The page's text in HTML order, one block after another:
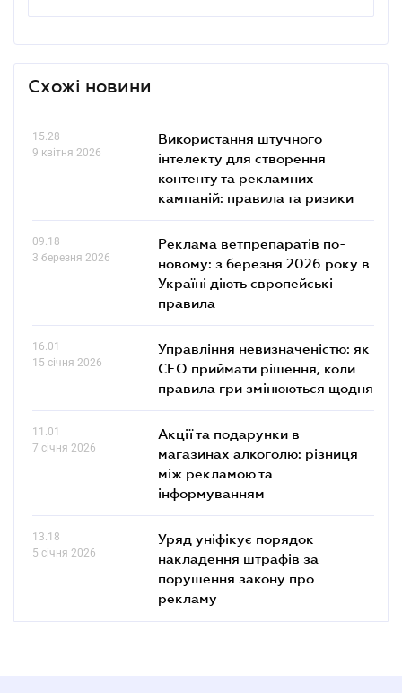
Схожі новини
15.28
9 квітня 2026
Використання штучного
інтелекту для створення
контенту та рекламних
кампаній: правила та ризики
09.18
3 березня 2026
Реклама ветпрепаратів по-
новому: з березня 2026 року в
Україні діють європейські
правила
16.01
15 січня 2026
Управління невизначеністю: як
СЕО приймати рішення, коли
правила гри змінюються щодня
11.01
7 січня 2026
Акції та подарунки в
магазинах алкоголю: різниця
між рекламою та
інформуванням
13.18
5 січня 2026
Уряд уніфікує порядок
накладення штрафів за
порушення закону про
рекламу